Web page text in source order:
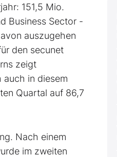
151,5 Mio.
Business Sector -
auszugehen
den secunet
zeigt
auch in diesem
Quartal auf 86,7
Nach einem
im zweiten